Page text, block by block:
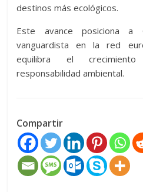
destinos más ecológicos.
Este avance posiciona
vanguardista en la red
equilibra el
responsabilidad ambiental.
Compartir